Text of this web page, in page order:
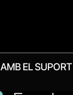
AMB EL